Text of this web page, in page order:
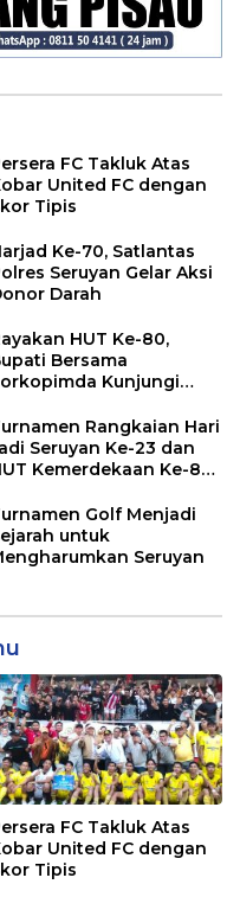
FC Takluk Atas
United FC dengan
Tipis
Ke-70, Satlantas
Seruyan Gelar Aksi
Darah
HUT Ke-80,
Bersama
Kunjungi
Rangkaian Hari
Seruyan Ke-23 dan
Kemerdekaan Ke-80
Golf Menjadi
untuk
Seruyan
FC Takluk Atas
United FC dengan
Tipis